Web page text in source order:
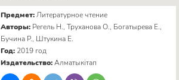
Предмет:Литературное чтение
Авторы: Регель Н., Труханова О., Богатырева Е.,
Бучина Р., Штукина Е.
Год: 2019 год
Издательство:Алматыкітап